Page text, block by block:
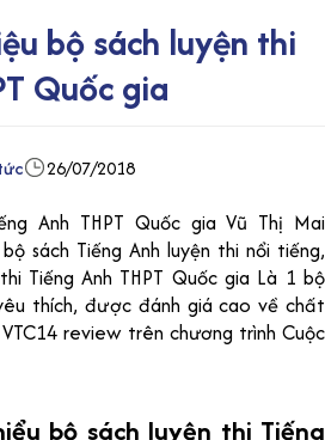
bộ sách luyện thi
Quốc gia
26/07/2018
Anh THPT Quốc gia Vũ Thị Mai
sách Tiếng Anh luyện thi nổi tiếng,
Tiếng Anh THPT Quốc gia Là 1 bộ
thích, được đánh giá cao về chất
review trên chương trình Cuộc
bộ sách luyện thi Tiếng